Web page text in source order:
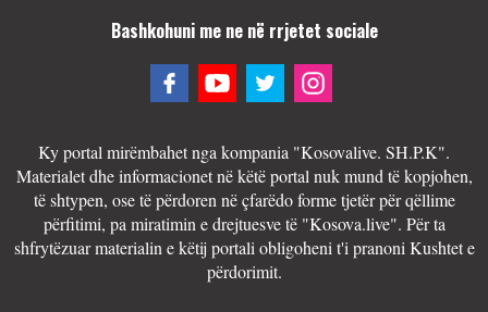
Bashkohuni me ne në rrjetet sociale
Ky portal mirëmbahet nga kompania "Kosovalive. SH.P.K".
Materialet dhe informacionet në këtë portal nuk mund të kopjohen,
të shtypen, ose të përdoren në çfarëdo forme tjetër për qëllime
përfitimi, pa miratimin e drejtuesve të "Kosova.live". Për ta
shfrytëzuar materialin e këtij portali obligoheni t'i pranoni Kushtet e
përdorimit.